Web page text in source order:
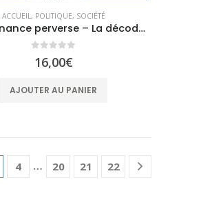
ACCUEIL , POLITIQUE, SOCIÉTÉ
Gouvernance perverse – La décoder, s’en libérer
16,00€
AJOUTER AU PANIER
4 … 20 21 22